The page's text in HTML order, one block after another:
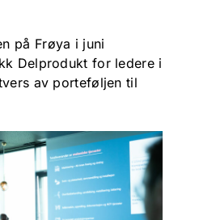
på Frøya i juni
Delprodukt for ledere i
av porteføljen til